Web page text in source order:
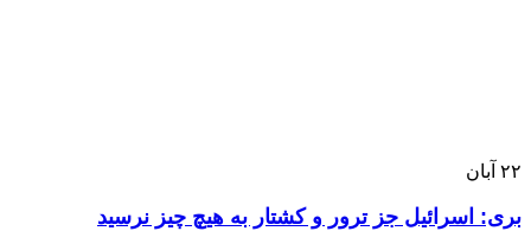
۲۲ آبان
بری: اسرائیل جز ترور و کشتار به هیچ چیز نرسید